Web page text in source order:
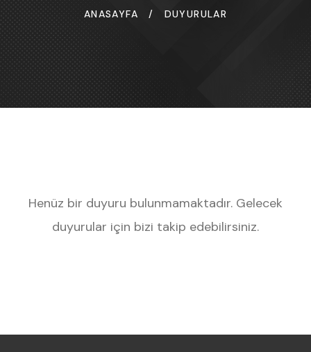
ANASAYFA / DUYURULAR
Henüz bir duyuru bulunmamaktadır. Gelecek
duyurular için bizi takip edebilirsiniz.